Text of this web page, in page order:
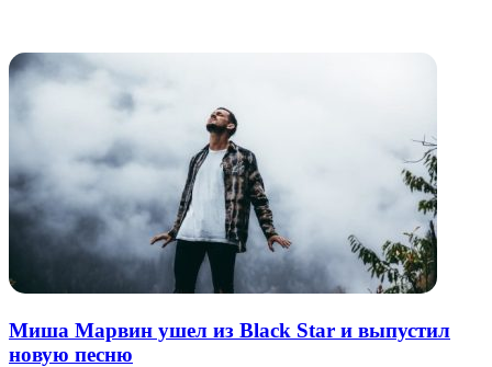
Миша Марвин ушел из Black Star и выпустил
новую песню